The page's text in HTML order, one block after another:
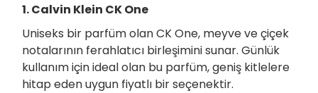
1. Calvin Klein CK One
Uniseks bir parfüm olan CK One, meyve ve çiçek
notalarının ferahlatıcı birleşimini sunar. Günlük
kullanım için ideal olan bu parfüm, geniş kitlelere
hitap eden uygun fiyatlı bir seçenektir.